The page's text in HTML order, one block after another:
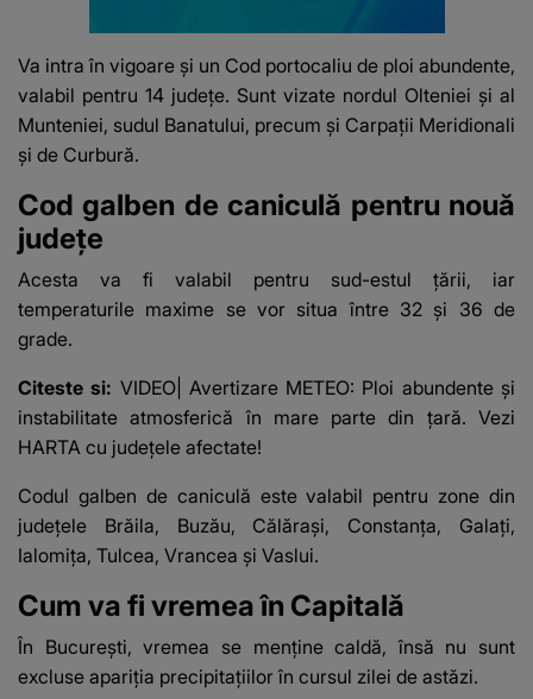
Va intra în vigoare și un Cod portocaliu de ploi abundente,
valabil pentru 14 județe. Sunt vizate nordul Olteniei şi al
Munteniei, sudul Banatului, precum şi Carpaţii Meridionali
şi de Curbură.
Cod galben de caniculă pentru nouă
județe
Acesta va fi valabil pentru sud-estul ţării, iar
temperaturile maxime se vor situa între 32 şi 36 de
grade.
Citeste si: VIDEO| Avertizare METEO: Ploi abundente şi
instabilitate atmosferică în mare parte din țară. Vezi
HARTA cu județele afectate!
Codul galben de caniculă este valabil pentru zone din
judeţele Brăila, Buzău, Călăraşi, Constanţa, Galaţi,
Ialomiţa, Tulcea, Vrancea şi Vaslui.
Cum va fi vremea în Capitală
În București, vremea se menține caldă, însă nu sunt
excluse apariția precipitațiilor în cursul zilei de astăzi.